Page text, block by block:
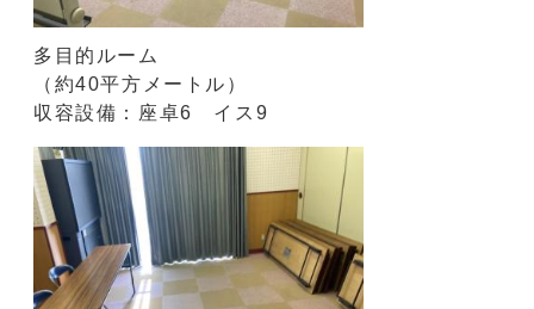
多目的ルーム
（約40平方メートル）
収容設備：座卓6 イス9